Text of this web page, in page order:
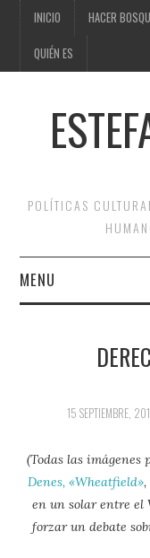
INICIO HACER
QUIÉN ES
POLÍTICAS
MENU
HACER BOSQUE
PRENSA Y
QUIÉN ES
15 SEPTIEMBRE,
(Todas las
Denes, «Wheatfield»
en un solar entre el
forzar un debate